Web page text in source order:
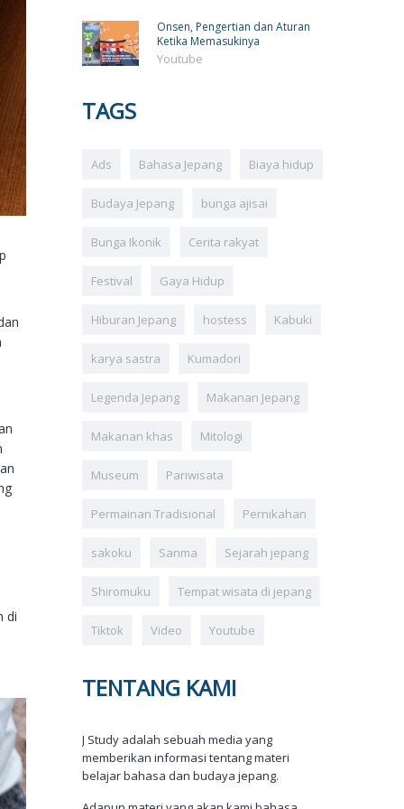
di
Onsen, Pengertian dan Aturan
Ketika Memasukinya
Youtube
TAGS
Ads Bahasa Jepang Biaya hidup
Budaya Jepang bunga ajisai
Bunga Ikonik Cerita rakyat
Festival Gaya Hidup
Hiburan Jepang hostess Kabuki
karya sastra Kumadori
Legenda Jepang Makanan Jepang
Makanan khas Mitologi
Museum Pariwisata
Permainan Tradisional Pernikahan
sakoku Sanma Sejarah jepang
Shiromuku Tempat wisata di jepang
Tiktok Video Youtube
TENTANG KAMI
J Study adalah sebuah media yang
memberikan informasi tentang materi
belajar bahasa dan budaya jepang.